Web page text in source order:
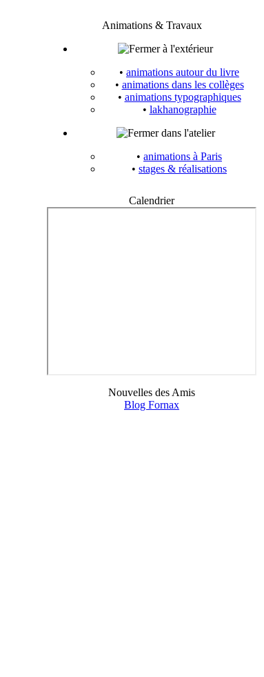
Animations & Travaux
à l'extérieur
• animations autour du livre
• animations dans les collèges
• animations typographiques
• lakhanographie
dans l'atelier
• animations à Paris
• stages & réalisations
Calendrier
Nouvelles des Amis
Blog Fornax